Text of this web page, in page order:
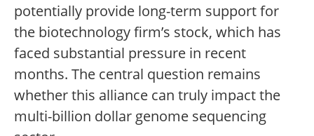
potentially provide long-term support for
the biotechnology firm’s stock, which has
faced substantial pressure in recent
months. The central question remains
whether this alliance can truly impact the
multi-billion dollar genome sequencing